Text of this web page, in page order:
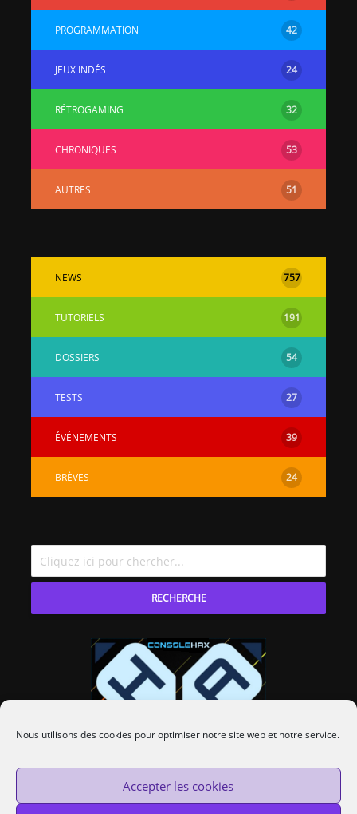
Nous utilisons des cookies pour optimiser notre site web et notre service.
Accepter les cookies
PROGRAMMATION 42
JEUX INDÉS 24
RÉTROGAMING 32
CHRONIQUES 53
AUTRES 51
NEWS 757
TUTORIELS 191
DOSSIERS 54
TESTS 27
ÉVÉNEMENTS 39
BRÈVES 24
RECHERCHE